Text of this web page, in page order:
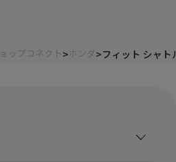
ップコネクト ホンダ フィット シャ